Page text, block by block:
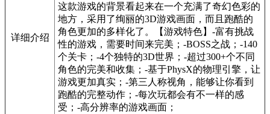
详细介绍
这款游戏的背景看起来在一个充满了奇幻色彩的
地方，采用了绚丽的3D游戏画面，而且跑酷的
角色更加的多样化了。【游戏特色】-富有挑战
性的游戏，需要时间来完美；-BOSS之战；-140
个关卡；-4个独特的3D世界；-超过300+个不同
角色的完美和收集；-基于PhysX的物理引擎，让
游戏更加真实；-第三人称视角，能够让你看到
跑酷的完整动作；-每次玩都会有不一样的感
受；-高分辨率的游戏画面；